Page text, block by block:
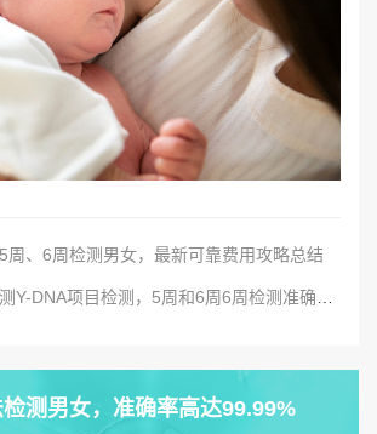
周、6周检测男女，最新可靠费用攻略总结
测男女，准确率高达99.99%